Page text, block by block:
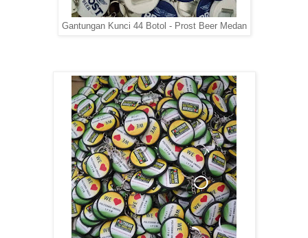
Gantungan Kunci 44 Botol - Prost Beer Medan